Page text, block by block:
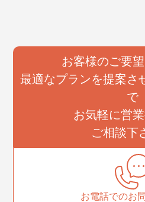
お客様のご要望
最適なプランを提案さ
で
お気軽に営
ご相談下
お電話でのお